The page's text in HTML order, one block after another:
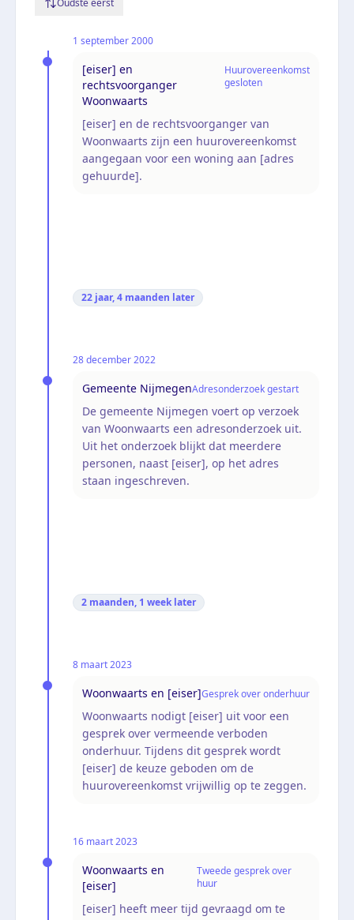
1 september 2000
[eiser] en
rechtsvoorganger
Woonwaarts
Huurovereenkomst
gesloten
[eiser] en de rechtsvoorganger van
Woonwaarts zijn een huurovereenkomst
aangegaan voor een woning aan [adres
gehuurde].
22 jaar, 4 maanden later
28 december 2022
Gemeente NijmegenAdresonderzoek gestart
De gemeente Nijmegen voert op verzoek
van Woonwaarts een adresonderzoek uit.
Uit het onderzoek blijkt dat meerdere
personen, naast [eiser], op het adres
staan ingeschreven.
2 maanden, 1 week later
8 maart 2023
Woonwaarts en [eiser]Gesprek over onderhuur
Woonwaarts nodigt [eiser] uit voor een
gesprek over vermeende verboden
onderhuur. Tijdens dit gesprek wordt
[eiser] de keuze geboden om de
huurovereenkomst vrijwillig op te zeggen.
16 maart 2023
Woonwaarts en
[eiser]
Tweede gesprek over
huur
[eiser] heeft meer tijd gevraagd om te